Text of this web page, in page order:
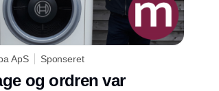
ApS Sponseret
og ordren var